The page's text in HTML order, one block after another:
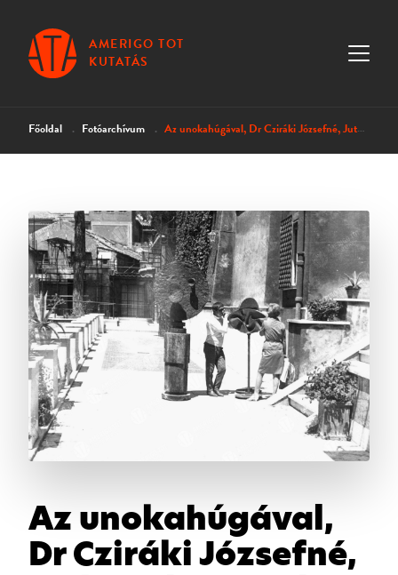
AMERIGO TOT
KUTATÁS
Főoldal Fotóarchívum Az unokahúgával, Dr Cziráki Józsefné, Jutkával és A Föld füle és A kagyló I-II. című szobrokkal II.
Az unokahúgával,
Dr Cziráki Józsefné,